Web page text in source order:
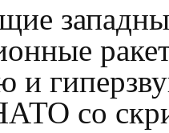
и
со